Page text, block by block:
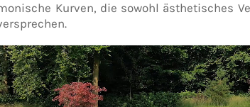
Kurven, die sowohl ästhetisches